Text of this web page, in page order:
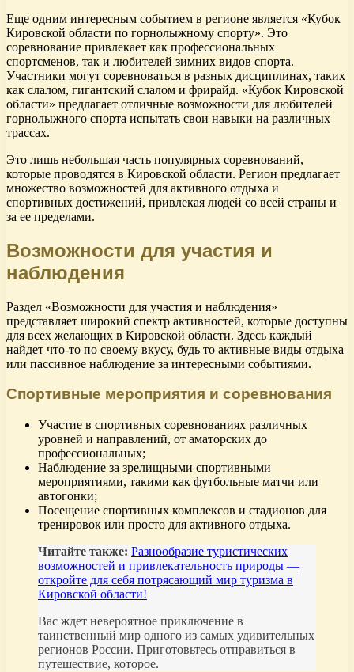
Еще одним интересным событием в регионе является «Кубок
Кировской области по горнолыжному спорту». Это
соревнование привлекает как профессиональных
спортсменов, так и любителей зимних видов спорта.
Участники могут соревноваться в разных дисциплинах, таких
как слалом, гигантский слалом и фрирайд. «Кубок Кировской
области» предлагает отличные возможности для любителей
горнолыжного спорта испытать свои навыки на различных
трассах.
Это лишь небольшая часть популярных соревнований,
которые проводятся в Кировской области. Регион предлагает
множество возможностей для активного отдыха и
спортивных достижений, привлекая людей со всей страны и
за ее пределами.
Возможности для участия и
наблюдения
Раздел «Возможности для участия и наблюдения»
представляет широкий спектр активностей, которые доступны
для всех желающих в Кировской области. Здесь каждый
найдет что-то по своему вкусу, будь то активные виды отдыха
или пассивное наблюдение за интересными событиями.
Спортивные мероприятия и соревнования
Участие в спортивных соревнованиях различных
уровней и направлений, от аматорских до
профессиональных;
Наблюдение за зрелищными спортивными
мероприятиями, такими как футбольные матчи или
автогонки;
Посещение спортивных комплексов и стадионов для
тренировок или просто для активного отдыха.
Читайте также: Разнообразие туристических
возможностей и привлекательность природы —
откройте для себя потрясающий мир туризма в
Кировской области!
Вас ждет невероятное приключение в
таинственный мир одного из самых удивительных
регионов России. Приготовьтесь отправиться в
путешествие, которое.